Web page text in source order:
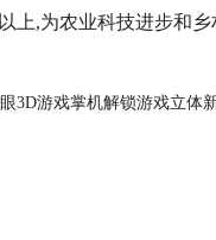
上,为农业科技进步和
3D游戏掌机解锁游戏立体